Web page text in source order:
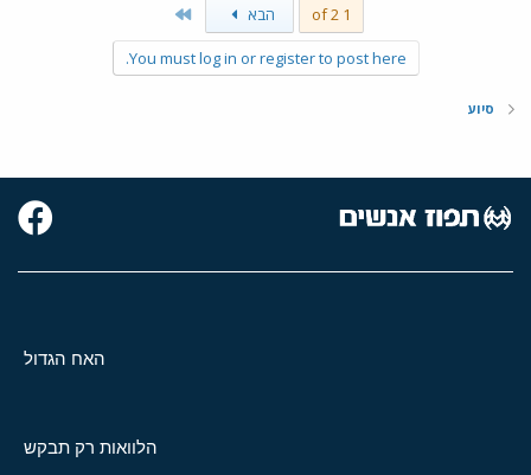
1 of 2 הבא
You must log in or register to post here.
סיוע
האח הגדול
הלוואות רק תבקש